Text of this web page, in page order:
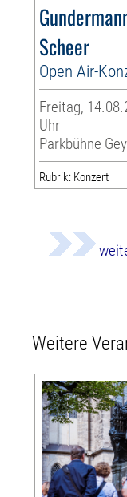
Scheer
Open Air-
Freitag,
Uhr
Parkbühne
Rubrik: Konzert
Weitere